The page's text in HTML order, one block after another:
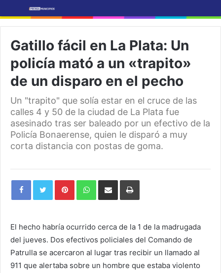
Gatillo fácil en La Plata: Un
policía mató a un «trapito»
de un disparo en el pecho
Un "trapito" que solía estar en el cruce de las
calles 4 y 50 de la ciudad de La Plata fue
asesinado tras ser baleado por un efectivo de la
Policía Bonaerense, quien le disparó a muy
corta distancia con postas de goma.
PinterestWhatsAppShare
Email
Print
El hecho habría ocurrido cerca de la 1 de la madrugada
del jueves. Dos efectivos policiales del Comando de
Patrulla se acercaron al lugar tras recibir un llamado al
911 que alertaba sobre un hombre que estaba violento